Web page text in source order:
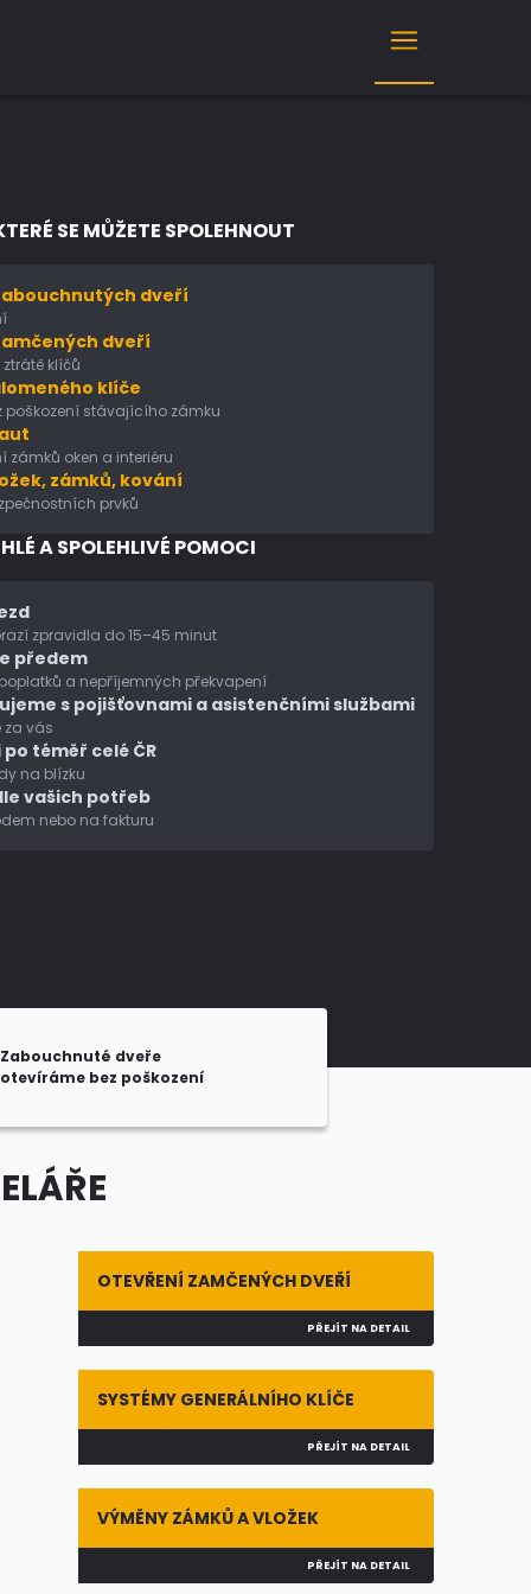
SE MŮŽETE SPOLEHNOUT
dveří
dveří
klíčů
klíče
poškození stávajícího zámku
zámků oken a interiéru
zámků, kování
prvků
A SPOLEHLIVÉ POMOCI
zpravidla do 15–45 minut
předem
a nepříjemných překvapení
s pojišťovnami a asistenčními službami
za vás
téměř celé ČR
na blízku
vašich potřeb
nebo na fakturu
Zabouchnuté dveře
otevíráme bez poškození
OTEVŘENÍ ZAMČENÝCH DVEŘÍ
PŘEJÍT NA DETAIL
SYSTÉMY GENERÁLNÍHO KLÍČE
PŘEJÍT NA DETAIL
VÝMĚNY ZÁMKŮ A VLOŽEK
PŘEJÍT NA DETAIL